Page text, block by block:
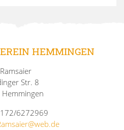
HEMMINGEN
Str. 8
6272969